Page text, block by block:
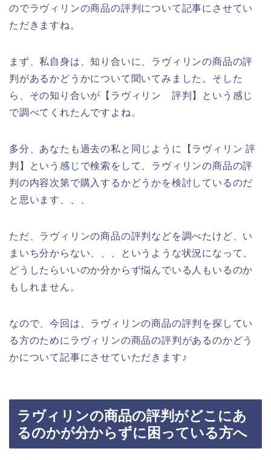
のでラヴィリンの商品の評判について記事にさせてい
ただきますね。
まず、私自身は、知り合いに、ラヴィリンの商品の評
判があるかどうかについて聞いてみました。そした
ら、その知り合いが【ラヴィリン 評判】という感じ
で調べてくれたんですよね。
多分、あなたも過去の私と同じように【ラヴィリン 評
判】という感じで検索をして、ラヴィリンの商品の評
判の内容次第で購入するかどうかを検討しているのだ
と思います、、、
ただ、ラヴィリンの商品の評判などを調べたけど、い
まいち分からない、、、というような状況になって、
どうしたらいいのか分からず悩んでいる人もいるのか
もしれません。
なので、今回は、ラヴィリンの商品の評判を探してい
る方のためにラヴィリンの商品の評判があるのかどう
かについて記事にさせていただきます♪
ラヴィリンの商品の評判がどこにあ
るのかが分からずに困っている方へ